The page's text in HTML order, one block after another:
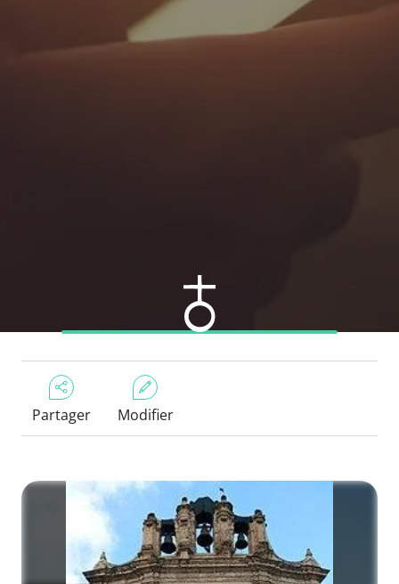
Partager Modifier